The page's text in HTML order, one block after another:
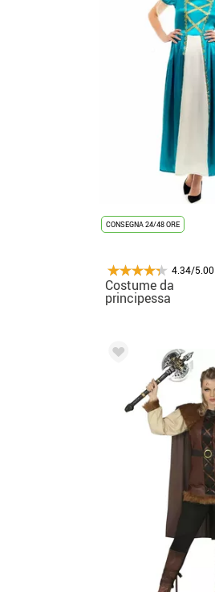
CONSEGNA 24/48 ORE
4.34/5.00
Costume da
principessa
medievale blu per